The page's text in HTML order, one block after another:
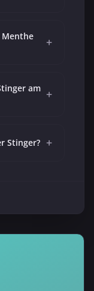
Menthe
+
am +
Stinger? +